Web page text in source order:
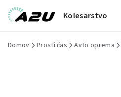
Kolesarstvo
Domov Prosti čas Avto oprema